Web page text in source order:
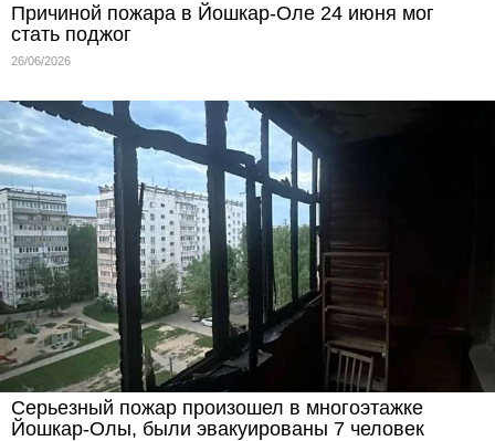
Причиной пожара в Йошкар-Оле 24 июня мог
стать поджог
26/06/2026
Серьезный пожар произошел в многоэтажке
Йошкар-Олы, были эвакуированы 7 человек